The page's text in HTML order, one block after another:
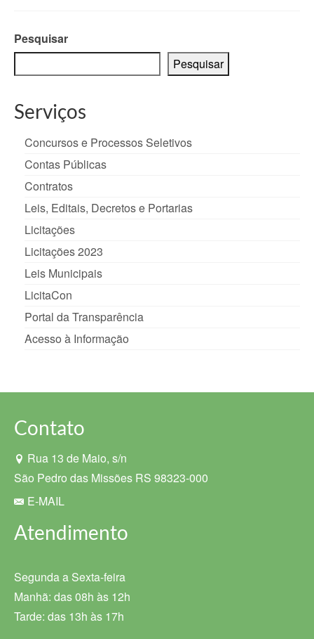
Pesquisar
Pesquisar
Serviços
Concursos e Processos Seletivos
Contas Públicas
Contratos
Leis, Editais, Decretos e Portarias
Licitações
Licitações 2023
Leis Municipais
LicitaCon
Portal da Transparência
Acesso à Informação
Contato
Rua 13 de Maio, s/n
São Pedro das Missões RS 98323-000
E-MAIL
Atendimento
Segunda a Sexta-feira
Manhã: das 08h às 12h
Tarde: das 13h às 17h